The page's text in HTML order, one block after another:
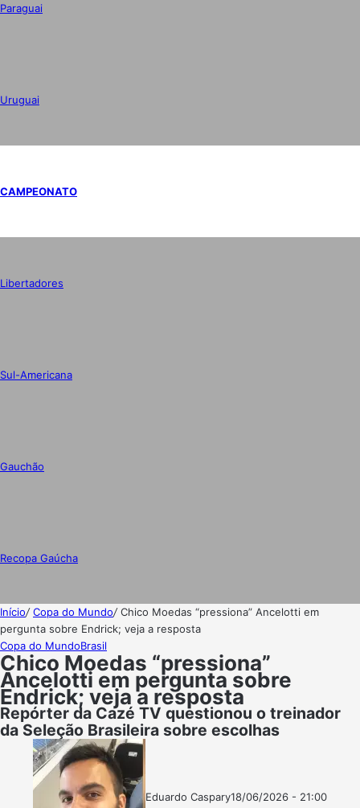
Paraguai
Uruguai
CAMPEONATO
Libertadores
Sul-Americana
Gauchão
Recopa Gaúcha
Início/Copa do Mundo/Chico Moedas “pressiona” Ancelotti em
pergunta sobre Endrick; veja a resposta
Copa do MundoBrasil
Chico Moedas “pressiona”
Ancelotti em pergunta sobre
Endrick; veja a resposta
Repórter da Cazé TV questionou o treinador
da Seleção Brasileira sobre escolhas
Eduardo CasparyFollow
Mande
18/06/2026 - 21:00